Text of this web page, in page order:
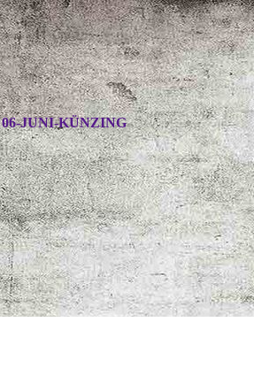
06-JUNI-KÜNZING